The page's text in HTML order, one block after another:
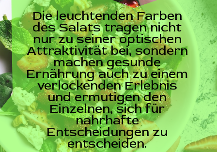
Die leuchtenden Farben
des Salats tragen nicht
nur zu seiner optischen
Attraktivität bei, sondern
machen gesunde
Ernährung auch zu einem
verlockenden Erlebnis
und ermutigen den
Einzelnen, sich für
nahrhafte
Entscheidungen zu
entscheiden.